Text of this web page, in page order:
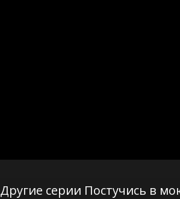
Другие серии Постучись в